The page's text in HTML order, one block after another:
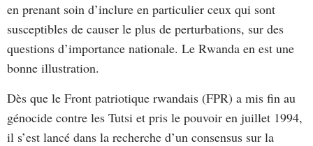
en prenant soin d’inclure en particulier ceux qui sont
susceptibles de causer le plus de perturbations, sur des
questions d’importance nationale. Le Rwanda en est une
bonne illustration.
Dès que le Front patriotique rwandais (FPR) a mis fin au
génocide contre les Tutsi et pris le pouvoir en juillet 1994,
il s’est lancé dans la recherche d’un consensus sur la